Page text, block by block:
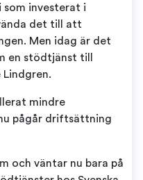
investerat i
det till att
Men idag är det
en stödtjänst till
Lindgren.
mindre
pågår driftsättning
och väntar nu bara på